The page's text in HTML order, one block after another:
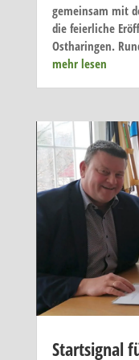
gemeinsam mit
die feierliche
Ostharingen.
mehr lesen
Startsignal